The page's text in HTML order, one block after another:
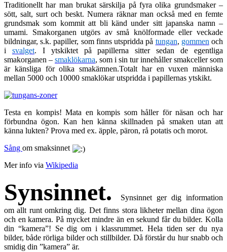
Traditionellt har man brukat särskilja på fyra olika grundsmaker –
sött, salt, surt och beskt. Numera räknar man också med en femte
grundsmak som kommit att bli känd under sitt japanska namn –
umami. Smakorganen utgörs av små knölformade eller veckade
bildningar, s.k. papiller, som finns utspridda på tungan, gommen och
i svalget. I ytskiktet på papillerna sitter sedan de egentliga
smakorganen – smaklökarna, som i sin tur innehåller smakceller som
är känsliga för olika smakämnen.Totalt har en vuxen människa
mellan 5000 och 10000 smaklökar utspridda i papillernas ytskikt.
Testa en kompis! Mata en kompis som håller för näsan och har
förbundna ögon. Kan hen känna skillnaden på smaken utan att
känna lukten? Prova med ex. äpple, päron, rå potatis och morot.
Sång om smaksinnet
Mer info via Wikipedia
Synsinnet.
Synsinnet ger dig information
omallt runt omkring dig. Det finns stora likheter mellan dina ögon
och en kamera. På mycket mindre än en sekund får du bilder. Kolla
din “kamera”! Se dig om i klassrummet. Hela tiden ser du nya
bilder, både rörliga bilder och stillbilder. Då förstår du hur snabb och
smidig din ”kamera” är.